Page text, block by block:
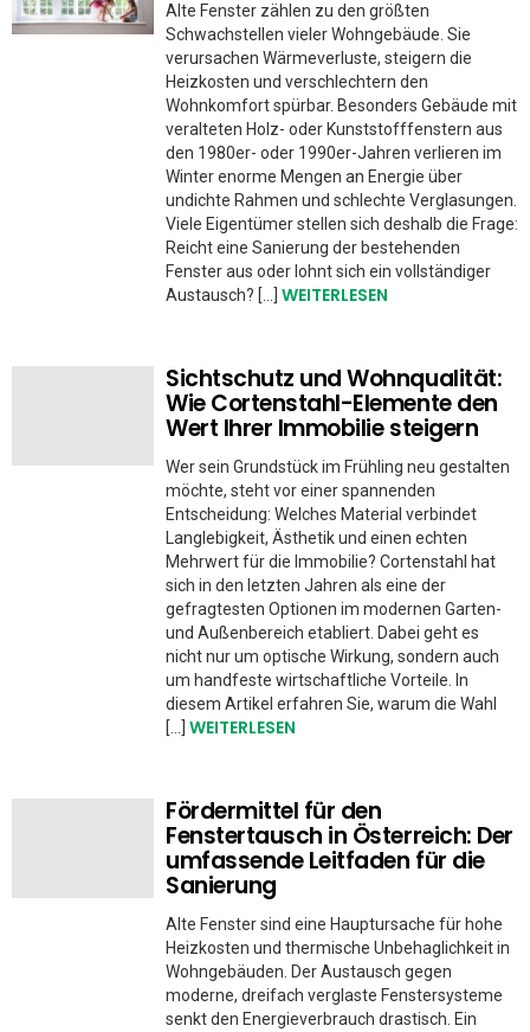
Alte Fenster zählen zu den größten
Schwachstellen vieler Wohngebäude. Sie
verursachen Wärmeverluste, steigern die
Heizkosten und verschlechtern den
Wohnkomfort spürbar. Besonders Gebäude mit
veralteten Holz- oder Kunststofffenstern aus
den 1980er- oder 1990er-Jahren verlieren im
Winter enorme Mengen an Energie über
undichte Rahmen und schlechte Verglasungen.
Viele Eigentümer stellen sich deshalb die Frage:
Reicht eine Sanierung der bestehenden
Fenster aus oder lohnt sich ein vollständiger
Austausch? […] WEITERLESEN
Sichtschutz und Wohnqualität:
Wie Cortenstahl-Elemente den
Wert Ihrer Immobilie steigern
Wer sein Grundstück im Frühling neu gestalten
möchte, steht vor einer spannenden
Entscheidung: Welches Material verbindet
Langlebigkeit, Ästhetik und einen echten
Mehrwert für die Immobilie? Cortenstahl hat
sich in den letzten Jahren als eine der
gefragtesten Optionen im modernen Garten-
und Außenbereich etabliert. Dabei geht es
nicht nur um optische Wirkung, sondern auch
um handfeste wirtschaftliche Vorteile. In
diesem Artikel erfahren Sie, warum die Wahl
[…] WEITERLESEN
Fördermittel für den
Fenstertausch in Österreich: Der
umfassende Leitfaden für die
Sanierung
Alte Fenster sind eine Hauptursache für hohe
Heizkosten und thermische Unbehaglichkeit in
Wohngebäuden. Der Austausch gegen
moderne, dreifach verglaste Fenstersysteme
senkt den Energieverbrauch drastisch. Ein